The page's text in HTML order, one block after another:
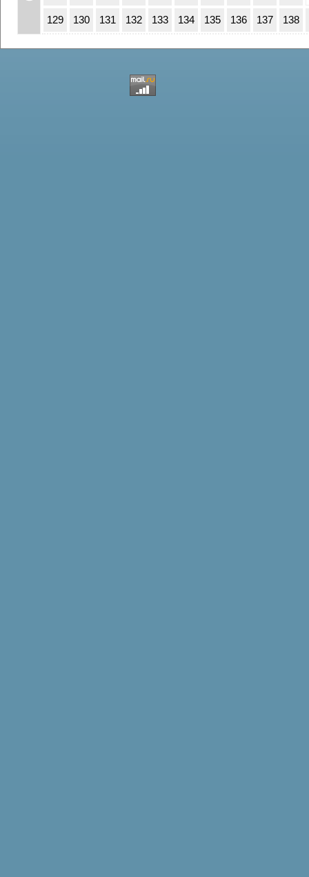
129 130 131 132 133 134 135 136 137 138